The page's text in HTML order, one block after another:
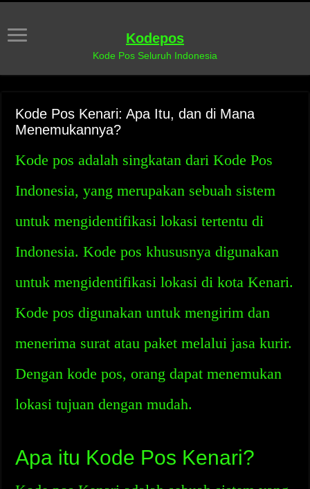
Kodepos
Kode Pos Seluruh Indonesia
Kode Pos Kenari: Apa Itu, dan di Mana
Menemukannya?
Kode pos adalah singkatan dari Kode Pos
Indonesia, yang merupakan sebuah sistem
untuk mengidentifikasi lokasi tertentu di
Indonesia. Kode pos khususnya digunakan
untuk mengidentifikasi lokasi di kota Kenari.
Kode pos digunakan untuk mengirim dan
menerima surat atau paket melalui jasa kurir.
Dengan kode pos, orang dapat menemukan
lokasi tujuan dengan mudah.
Apa itu Kode Pos Kenari?